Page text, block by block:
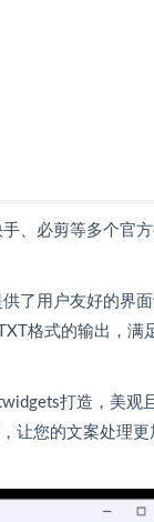
、必剪等多个官
了用户友好的界
格式的输出，满
打造，美观
让您的文案处理更